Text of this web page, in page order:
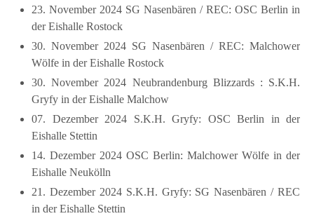
23. November 2024 SG Nasenbären / REC: OSC Berlin in
der Eishalle Rostock
30. November 2024 SG Nasenbären / REC: Malchower
Wölfe in der Eishalle Rostock
30. November 2024 Neubrandenburg Blizzards : S.K.H.
Gryfy in der Eishalle Malchow
07. Dezember 2024 S.K.H. Gryfy: OSC Berlin in der
Eishalle Stettin
14. Dezember 2024 OSC Berlin: Malchower Wölfe in der
Eishalle Neukölln
21. Dezember 2024 S.K.H. Gryfy: SG Nasenbären / REC
in der Eishalle Stettin